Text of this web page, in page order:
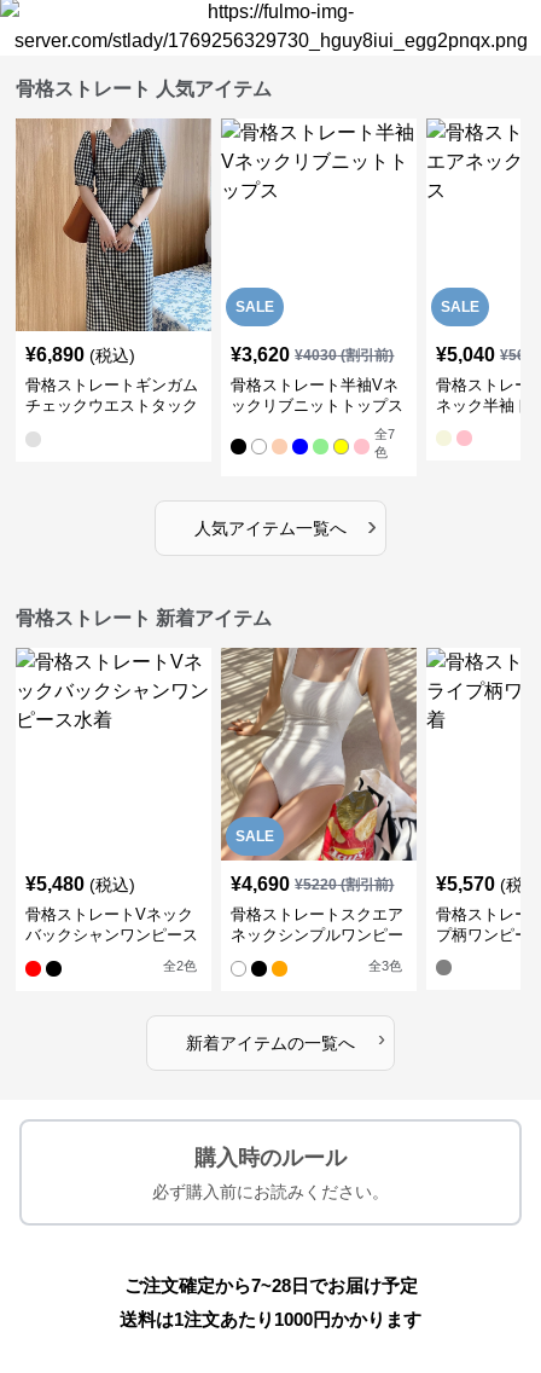
骨格ストレート 人気アイテム
¥6,890 (税込)
骨格ストレートギンガム
チェックウエストタック
SALE
¥3,620 ¥4030(割引前)
骨格ストレート半袖Vネ
ックリブニットトップス
全7
色
SALE
¥5,040 ¥
骨格ストレー
ネック半袖ト
人気アイテム一覧へ ›
骨格ストレート 新着アイテム
¥5,480 (税込)
骨格ストレートVネック
バックシャンワンピース
全2色
SALE
¥4,690 ¥5220(割引前)
骨格ストレートスクエア
ネックシンプルワンピー
全3色
¥5,570 (税
骨格ストレー
プ柄ワンピー
新着アイテムの一覧へ ›
購入時のルール
必ず購入前にお読みください。
ご注文確定から7~28日でお届け予定
送料は1注文あたり 1000円かかります